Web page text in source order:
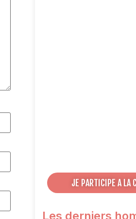
JE PARTICIPE A LA
Les derniers